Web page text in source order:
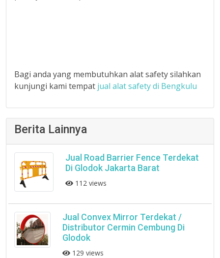
Bagi anda yang membutuhkan alat safety silahkan
kunjungi kami tempat jual alat safety di Bengkulu
Berita Lainnya
Jual Road Barrier Fence Terdekat
Di Glodok Jakarta Barat
112 views
Jual Convex Mirror Terdekat /
Distributor Cermin Cembung Di
Glodok
129 views